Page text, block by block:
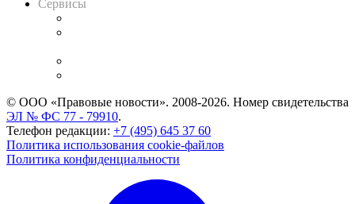
Сервисы
© ООО «Правовые новости». 2008-2026. Номер свидетельства
ЭЛ № ФС 77 - 79910.
Телефон редакции: +7 (495) 645 37 60
Политика использования cookie-файлов
Политика конфиденциальности